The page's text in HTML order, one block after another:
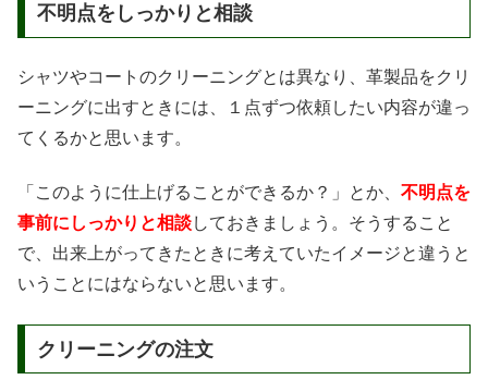
不明点をしっかりと相談
シャツやコートのクリーニングとは異なり、革製品をクリ
ーニングに出すときには、１点ずつ依頼したい内容が違っ
てくるかと思います。
「このように仕上げることができるか？」とか、 不明点を
事前にしっかりと相談しておきましょう。そうすること
で、出来上がってきたときに考えていたイメージと違うと
いうことにはならないと思います。
クリーニングの注文